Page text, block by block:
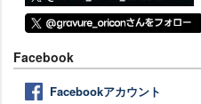
Facebook
Facebookアカウント